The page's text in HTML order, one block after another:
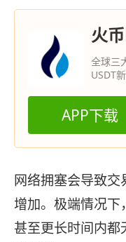
火
全球三
USDT
APP下载
网络拥塞会导致
增加。极端情况
甚至更长时间内